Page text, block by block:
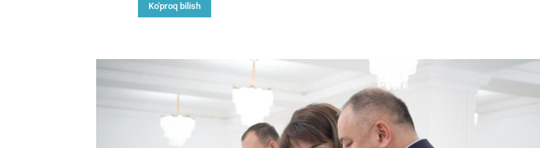
Ko'proq bilish